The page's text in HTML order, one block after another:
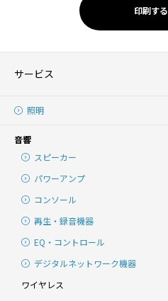
印刷する
サービス
照明
音響
スピーカー
パワーアンプ
コンソール
再生・録音機器
EQ・コントロール
デジタルネットワーク機器
ワイヤレス